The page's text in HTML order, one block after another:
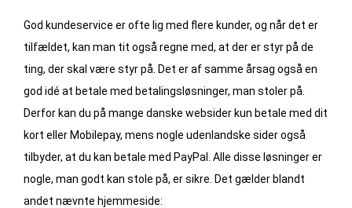
God kundeservice er ofte lig med flere kunder, og når det er
tilfældet, kan man tit også regne med, at der er styr på de
ting, der skal være styr på. Det er af samme årsag også en
god idé at betale med betalingsløsninger, man stoler på.
Derfor kan du på mange danske websider kun betale med dit
kort eller Mobilepay, mens nogle udenlandske sider også
tilbyder, at du kan betale med PayPal. Alle disse løsninger er
nogle, man godt kan stole på, er sikre. Det gælder blandt
andet nævnte hjemmeside: